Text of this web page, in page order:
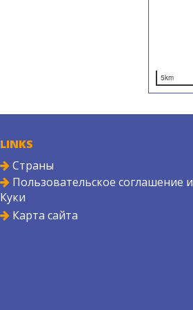
5km
LINKS
Страны
Пользовательское соглашение и
Куки
Карта сайта